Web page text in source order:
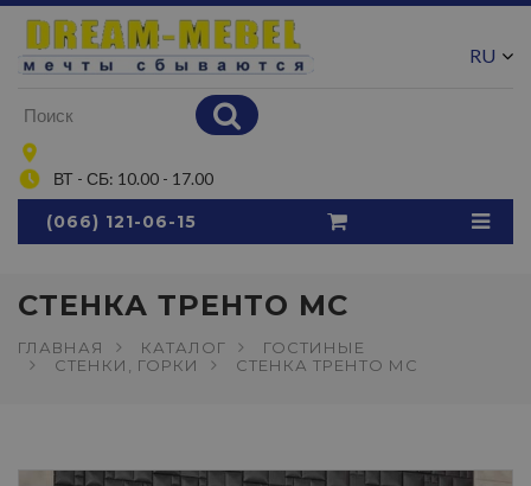
ВТ - СБ: 10.00 - 17.00
RU
(066) 121-06-15
СТЕНКА ТРЕНТО МС
ГЛАВНАЯ КАТАЛОГ
ГОСТИНЫЕ
СТЕНКИ, ГОРКИ
СТЕНКА ТРЕНТО МС